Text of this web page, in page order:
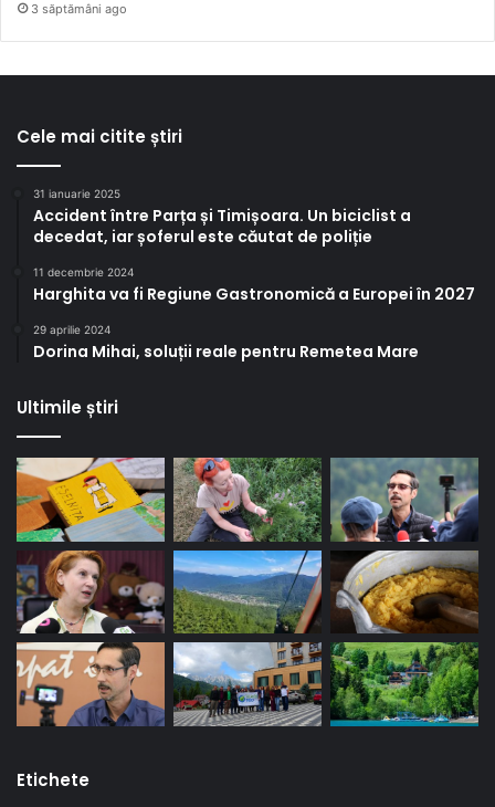
3 săptămâni ago
Cele mai citite știri
31 ianuarie 2025
Accident între Parța și Timișoara. Un biciclist a
decedat, iar șoferul este căutat de poliție
11 decembrie 2024
Harghita va fi Regiune Gastronomică a Europei în 2027
29 aprilie 2024
Dorina Mihai, soluții reale pentru Remetea Mare
Ultimile știri
Etichete